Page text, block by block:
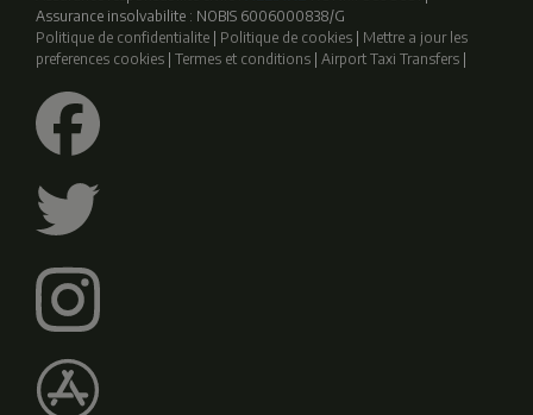
Assurance insolvabilite : NOBIS 6006000838/G
Politique de confidentialite
Politique de cookies
Mettre a jour les
preferences cookies Termes et conditions Airport Taxi Transfers